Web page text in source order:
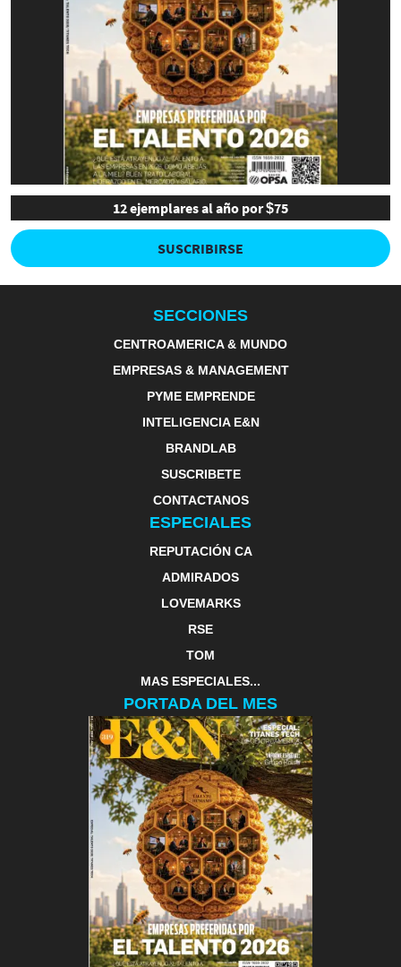
12 ejemplares al año por $75
SUSCRIBIRSE
SECCIONES
CENTROAMERICA & MUNDO
EMPRESAS & MANAGEMENT
PYME EMPRENDE
INTELIGENCIA E&N
BRANDLAB
SUSCRIBETE
CONTACTANOS
ESPECIALES
REPUTACIÓN CA
ADMIRADOS
LOVEMARKS
RSE
TOM
MAS ESPECIALES...
PORTADA DEL MES